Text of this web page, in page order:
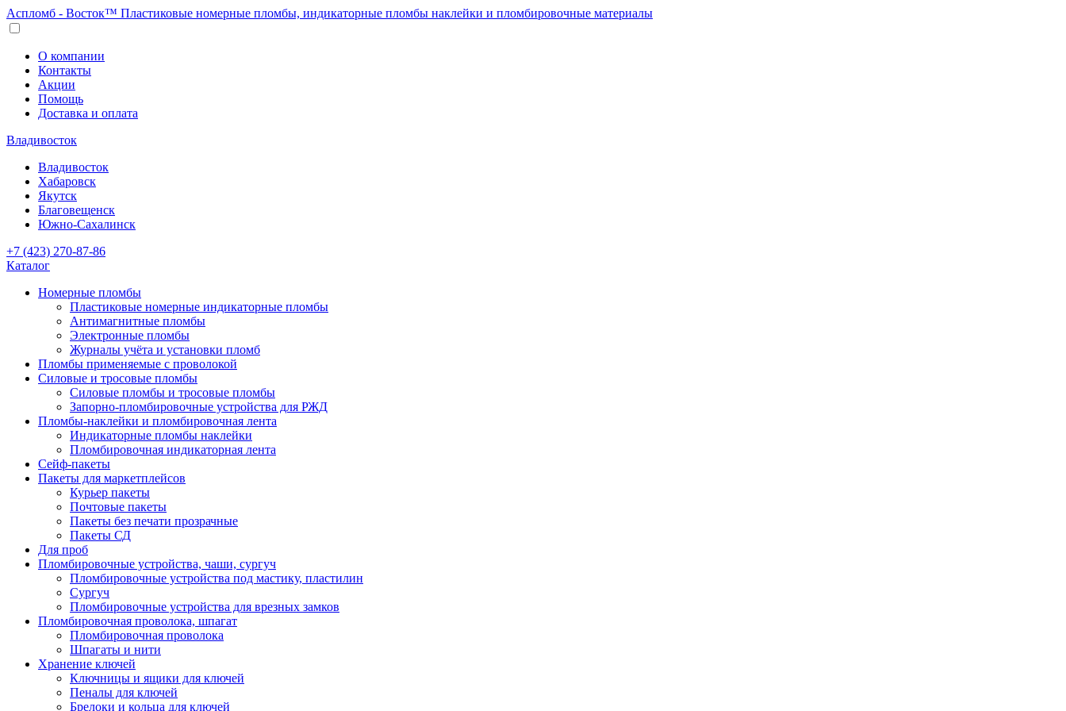
Аспломб - Восток™ Пластиковые номерные пломбы, индикаторные пломбы наклейки и пломбировочные материалы
О компании
Контакты
Акции
Помощь
Доставка и оплата
Владивосток
Владивосток
Хабаровск
Якутск
Благовещенск
Южно-Сахалинск
+7 (423) 270-87-86
Каталог
Номерные пломбы
Пластиковые номерные индикаторные пломбы
Антимагнитные пломбы
Электронные пломбы
Журналы учёта и установки пломб
Пломбы применяемые с проволокой
Силовые и тросовые пломбы
Силовые пломбы и тросовые пломбы
Запорно-пломбировочные устройства для РЖД
Пломбы-наклейки и пломбировочная лента
Индикаторные пломбы наклейки
Пломбировочная индикаторная лента
Сейф-пакеты
Пакеты для маркетплейсов
Курьер пакеты
Почтовые пакеты
Пакеты без печати прозрачные
Пакеты СД
Для проб
Пломбировочные устройства, чаши, сургуч
Пломбировочные устройства под мастику, пластилин
Сургуч
Пломбировочные устройства для врезных замков
Пломбировочная проволока, шпагат
Пломбировочная проволока
Шпагаты и нити
Хранение ключей
Ключницы и ящики для ключей
Пеналы для ключей
Брелоки и кольца для ключей